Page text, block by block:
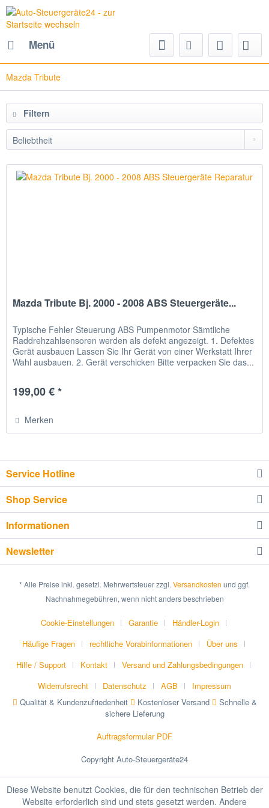
Menü
Mazda Tribute
Filtern
Mazda Tribute Bj. 2000 - 2008 ABS Steuergeräte...
Typische Fehler Steuerung ABS Pumpenmotor Sämtliche
Raddrehzahlsensoren werden als defekt angezeigt. 1. Defektes
Gerät ausbauen Lassen Sie Ihr Gerät von einer Werkstatt Ihrer
Wahl ausbauen. 2. Gerät verschicken Bitte verpacken Sie das...
199,00 € *
Merken
Service Hotline
Shop Service
Informationen
Newsletter
* Alle Preise inkl. gesetzl. Mehrwertsteuer zzgl. Versandkosten und ggf.
Nachnahmegebühren, wenn nicht anders beschrieben
Cookie-Einstellungen Garantie
Händler-Login
Häufige Fragen
rechtliche Vorabinformationen
Über uns
Hilfe / Support
Kontakt
Versand und Zahlungsbedingungen
Widerrufsrecht
Datenschutz AGB
Impressum
Qualität & Kundenzufriedenheit
Kostenloser Versand
Schnelle &
sichere Lieferung
Auftragsformular PDF
Copyright Auto-Steuergeräte24
Diese Website benutzt Cookies, die für den technischen Betrieb der
Website erforderlich sind und stets gesetzt werden. Andere